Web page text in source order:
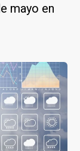
mayo en